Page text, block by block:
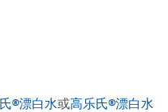
®漂白水或高乐氏®漂白水